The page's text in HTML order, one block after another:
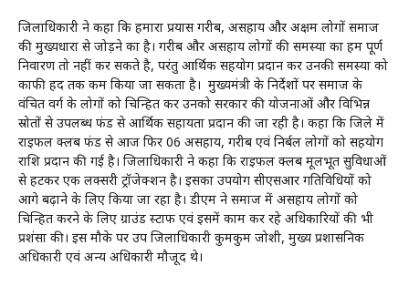
जिलाधिकारी ने कहा कि हमारा प्रयास गरीब, असहाय और अक्षम लोगों समाज
की मुख्यधारा से जोड़ने का है। गरीब और असहाय लोगों की समस्या का हम पूर्ण
निवारण तो नहीं कर सकते है, परंतु आर्थिक सहयोग प्रदान कर उनकी समस्या को
काफी हद तक कम किया जा सकता है। मुख्यमंत्री के निर्देशों पर समाज के
वंचित वर्ग के लोगों को चिन्हित कर उनको सरकार की योजनाओं और विभिन्न
स्रोतों से उपलब्ध फंड से आर्थिक सहायता प्रदान की जा रही है। कहा कि जिले में
राइफल क्लब फंड से आज फिर 06 असहाय, गरीब एवं निर्बल लोगों को सहयोग
राशि प्रदान की गई है। जिलाधिकारी ने कहा कि राइफल क्लब मूलभूत सुविधाओं
से हटकर एक लक्सरी ट्रॉजेक्शन है। इसका उपयोग सीएसआर गतिविधियों को
आगे बढ़ाने के लिए किया जा रहा है। डीएम ने समाज में असहाय लोगों को
चिन्हित करने के लिए ग्राउंड स्टाफ एवं इसमें काम कर रहे अधिकारियों की भी
प्रशंसा की। इस मौके पर उप जिलाधिकारी कुमकुम जोशी, मुख्य प्रशासनिक
अधिकारी एवं अन्य अधिकारी मौजूद थे।